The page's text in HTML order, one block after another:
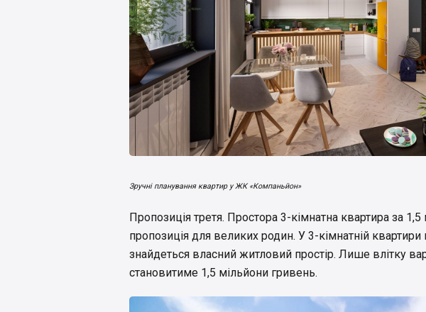
Зручні планування квартир у ЖК «Компаньйон»
Пропозиція третя. Простора 3-кімнатна квартира за 1,5
пропозиція для великих родин. У 3-кімнатній
знайдеться власний житловий простір. Лише влітку
становитиме 1,5 мільйони гривень.